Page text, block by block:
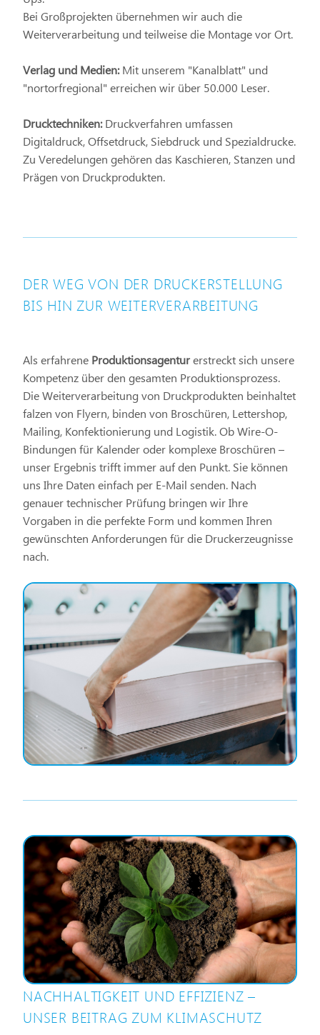
Bei Großprojekten übernehmen wir auch die
Weiterverarbeitung und teilweise die Montage vor Ort.
Verlag und Medien:Mit unserem "Kanalblatt" und
"nortorfregional" erreichen wir über 50.000 Leser.
Drucktechniken:Druckverfahren umfassen
Digitaldruck, Offsetdruck, Siebdruck und Spezialdrucke.
Zu Veredelungen gehören das Kaschieren, Stanzen und
Prägen von Druckprodukten.
DER WEG VON DER DRUCKERSTELLUNG
BIS HIN ZUR WEITERVERARBEITUNG
Als erfahrene Produktionsagenturerstreckt sich unsere
Kompetenz über den gesamten Produktionsprozess.
Die Weiterverarbeitung von Druckprodukten beinhaltet
falzen von Flyern, binden von Broschüren, Lettershop,
Mailing, Konfektionierung und Logistik. Ob Wire-O-
Bindungen für Kalender oder komplexe Broschüren –
unser Ergebnis trifft immer auf den Punkt. Sie können
uns Ihre Daten einfach per E-Mail senden. Nach
genauer technischer Prüfung bringen wir Ihre
Vorgaben in die perfekte Form und kommen Ihren
gewünschten Anforderungen für die Druckerzeugnisse
nach.
NACHHALTIGKEIT UND EFFIZIENZ –
UNSER BEITRAG ZUM KLIMASCHUTZ